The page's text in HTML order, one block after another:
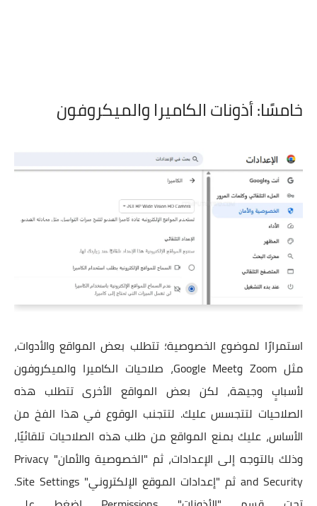
خامسًا: أذونات الكاميرا والميكروفون
استمرارًا لموضوع الخصوصية؛ تتطلب بعض المواقع والأدوات،
مثل Zoom وGoogle Meet، صلاحيات الكاميرا والميكروفون
لأسبابٍ وجيهة، لكن بعض المواقع الأخرى تتطلب هذه
الصلاحيات لتتجسس عليك. لتتجنب الوقوع في هذا الفخ من
الأساس، عليك بمنع المواقع من طلب هذه الصلاحيات تلقائيًا،
وذلك بالتوجه إلى الإعدادات، ثم "الخصوصية والأمان" Privacy
and Security ثم "إعدادات الموقع الإلكتروني" Site Settings.